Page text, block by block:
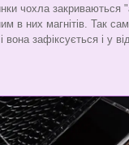
чохла закриваються
в них магнітів. Так
вона зафіксується і у